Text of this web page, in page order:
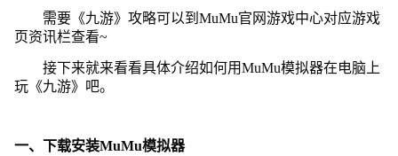
需要《九游》攻略可以到MuMu官网游戏中心对应游戏
页资讯栏查看~
接下来就来看看具体介绍如何用MuMu模拟器在电脑上
玩《九游》吧。
一、下载安装MuMu模拟器